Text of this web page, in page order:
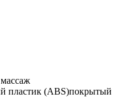
пластик (ABS)покрытый